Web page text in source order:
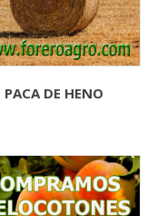
PACA DE HENO